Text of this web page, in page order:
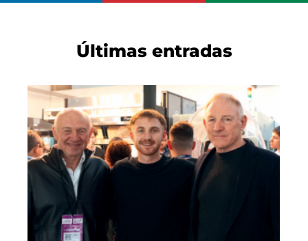
Últimas entradas